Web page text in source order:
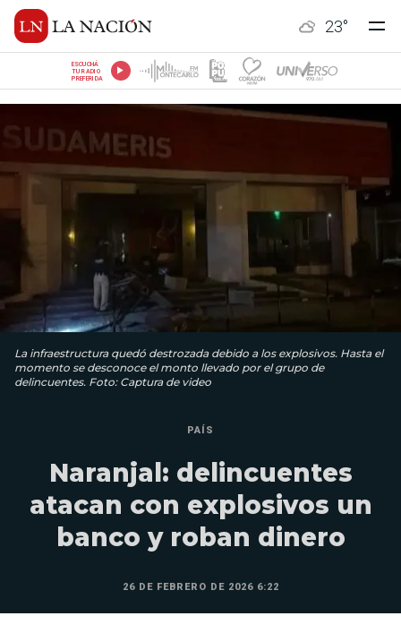
23°
ESCUCHÁ
TU RADIO
PREFERIDA
La infraestructura quedó destrozada debido a los explosivos. Hasta el
momento se desconoce el monto llevado por el grupo de
delincuentes. Foto: Captura de video
PAÍS
Naranjal: delincuentes
atacan con explosivos un
banco y roban dinero
26 DE FEBRERO DE 2026 6:22